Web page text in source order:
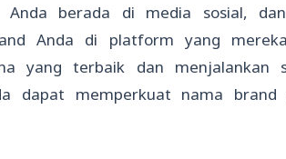
berada di media sosial,
Anda di platform yang
yang terbaik dan menjalankan
dapat memperkuat nama brand